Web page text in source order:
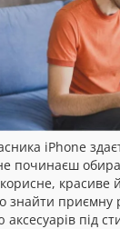
iPhone
починаєш
красиве
знайти приємну
аксесуарів під